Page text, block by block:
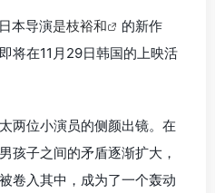
本导演是枝裕和
的新作
将在11月29日韩国的上映活
两位小演员的侧颜出镜。在
孩子之间的矛盾逐渐扩大，
卷入其中，成为了一个轰动